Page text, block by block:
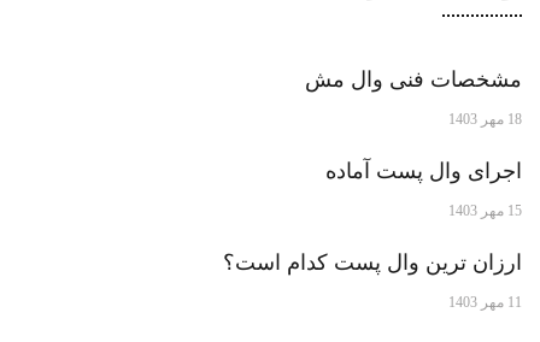
مشخصات فنی وال مش
18 مهر 1403
اجرای وال پست آماده
15 مهر 1403
ارزان ترین وال پست کدام است؟
11 مهر 1403